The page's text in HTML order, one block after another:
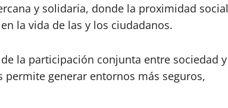
y solidaria, donde la proximidad social
la vida de las y los ciudadanos.
la participación conjunta entre sociedad y
generar entornos más seguros,